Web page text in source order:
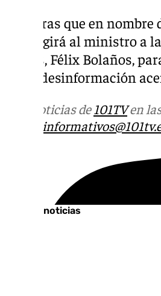
Mientras que en
se dirigirá al ministro a
Cortes, Félix Bolaños,
grave desinformación
Más noticias de101TVen
Últimas noticias